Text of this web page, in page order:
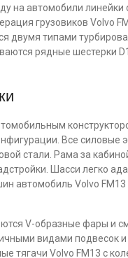
на автомобили линейки
грузовиков Volvo
двумя типами
рядные шестерки
Все силовые
стали. Рама за
Шасси легко
автомобиль Volvo
V-образные фары и
видами подвесок
тягачи Volvo FM13 с